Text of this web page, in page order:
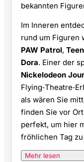
bekannten
Im Inneren
rund um Figuren
PAW Patrol,
Dora. Einer der
Nickelodeon
als wären Sie
finden Sie vor
perfekt, um hier
fröhlichen Tag
Mehr lesen